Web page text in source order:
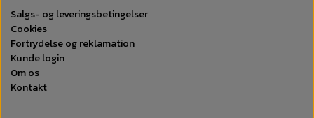
Salgs- og leveringsbetingelser
Cookies
Fortrydelse og reklamation
Kunde login
Om os
Kontakt